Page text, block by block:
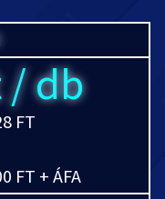
/ db
FT
FT + ÁFA